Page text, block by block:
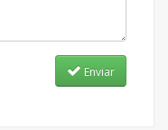
Enviar